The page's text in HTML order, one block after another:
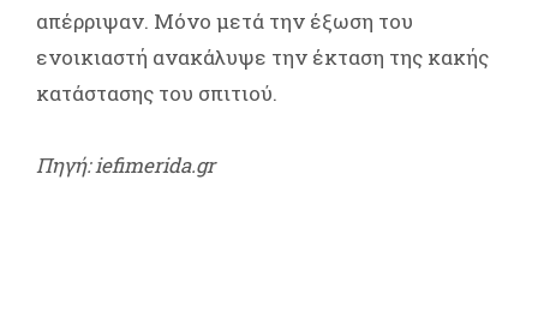
απέρριψαν. Μόνο μετά την έξωση του
ενοικιαστή ανακάλυψε την έκταση της κακής
κατάστασης του σπιτιού.
Πηγή: iefimerida.gr